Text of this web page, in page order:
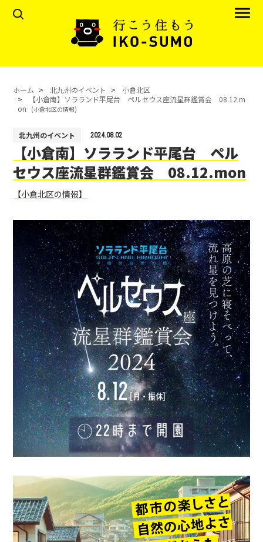
ホーム 北九州のイベント
小倉北区
【小倉南】ソラランド平尾台 ペルセウス座流星群鑑賞会 08.12.m
on
(小倉北区の情報)
北九州のイベント 2024.08.02
【小倉南】ソラランド平尾台 ペル
セウス座流星群鑑賞会 08.12.mon
【小倉北区の情報】